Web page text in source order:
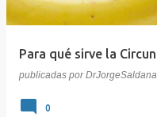
Para qué sirve la
publicadas porDrJorgeSaldana
0